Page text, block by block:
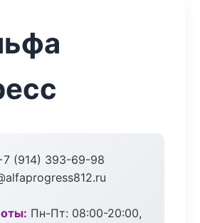
(914) 393-69-98
Пн-Пт: 08:00-20:00,